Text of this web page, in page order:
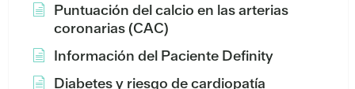
Puntuación del calcio en las arterias
coronarias (CAC)
Información del Paciente Definity
Diabetes y riesgo de cardiopatía